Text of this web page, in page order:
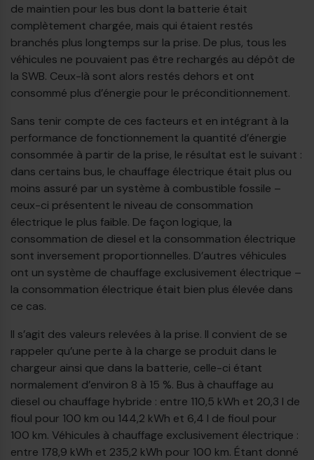
de maintien pour les bus dont la batterie était
complètement chargée, mais qui étaient restés
branchés plus longtemps sur la prise. De plus, tous les
véhicules ne pouvaient pas être rechargés au dépôt de
la SWB. Ceux-là sont alors restés dehors et ont
consommé plus d’énergie pour le préconditionnement.
Sans tenir compte de ces facteurs et en intégrant à la
performance de fonctionnement la quantité d’énergie
consommée à partir de la prise, le résultat est le suivant :
dans certains bus, le chauffage électrique était plus ou
moins assuré par un système à combustible fossile –
ceux-ci présentent le niveau de consommation
électrique le plus faible. De façon logique, la
consommation de diesel et la consommation électrique
sont inversement proportionnelles. D’autres véhicules
ont un système de chauffage exclusivement électrique –
la consommation électrique était bien plus élevée dans
ce cas.
Il s’agit des valeurs relevées à la prise. Il convient de se
rappeler qu’une perte à la charge se produit dans le
chargeur ainsi que dans la batterie, celle-ci étant
normalement d’environ 8 à 15 %. Bus à chauffage au
diesel ou chauffage hybride : entre 110,5 kWh et 20,3 l de
fioul pour 100 km ou 144,2 kWh et 6,4 l de fioul pour
100 km. Véhicules à chauffage exclusivement électrique :
entre 178,9 kWh et 235,2 kWh pour 100 km. Étant donné